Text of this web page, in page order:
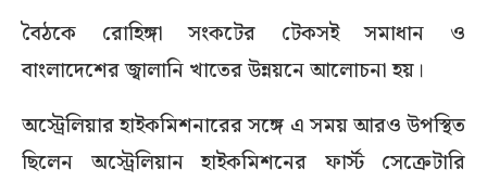
বৈঠকে রোহিঙ্গা সংকটের টেকসই সমাধান ও
বাংলাদেশের জ্বালানি খাতের উন্নয়নে আলোচনা হয়।
অস্ট্রেলিয়ার হাইকমিশনারের সঙ্গে এ সময় আরও উপস্থিত
ছিলেন অস্ট্রেলিয়ান হাইকমিশনের ফার্স্ট সেক্রেটারি